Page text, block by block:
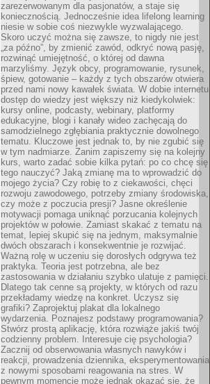
zarezerwowanym dla pasjonatów, a staje się
koniecznością. Jednocześnie idea lifelong learning
niesie w sobie coś niezwykle wyzwalającego.
Skoro uczyć można się zawsze, to nigdy nie jest
„za późno”, by zmienić zawód, odkryć nową pasję,
rozwinąć umiejętność, o której od dawna
marzyliśmy. Język obcy, programowanie, rysunek,
śpiew, gotowanie – każdy z tych obszarów otwiera
przed nami nowy kawałek świata. W dobie internetu
dostęp do wiedzy jest większy niż kiedykolwiek:
kursy online, podcasty, webinary, platformy
edukacyjne, blogi i kanały wideo zachęcają do
samodzielnego zgłębiania praktycznie dowolnego
tematu. Kluczowe jest jednak to, by nie zgubić się
w tym nadmiarze. Zanim zapiszemy się na kolejny
kurs, warto zadać sobie kilka pytań: po co chcę się
tego nauczyć? Jaką zmianę ma to wprowadzić do
mojego życia? Czy robię to z ciekawości, chęci
rozwoju zawodowego, potrzeby zmiany środowiska,
czy może z poczucia presji? Jasne określenie
motywacji pomaga uniknąć porzucania kolejnych
projektów w połowie. Zamiast skakać z tematu na
temat, lepiej skupić się na jednym, maksymalnie
dwóch obszarach i konsekwentnie je rozwijać.
Ważną rolę w uczeniu się dorosłych odgrywa też
praktyka. Teoria jest potrzebna, ale bez
zastosowania w działaniu szybko ulatuje z pamięci.
Dlatego tak cenne są projekty, w których od razu
przekładamy wiedzę na konkret. Uczysz się
grafiki? Zaprojektuj plakat dla lokalnego
wydarzenia. Poznajesz podstawy programowania?
Stwórz prostą aplikację, która rozwiąże jakiś twój
codzienny problem. Interesuje cię psychologia?
Zacznij od obserwowania własnych nawyków i
reakcji, prowadzenia dziennika, eksperymentowania
z nowymi sposobami reagowania na stres. W
pewnym momencie może jednak okazać się, że